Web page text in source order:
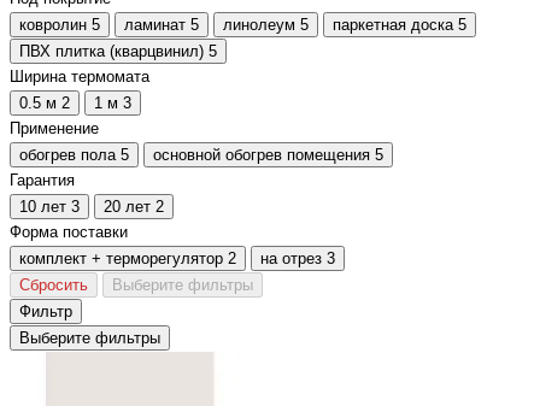
ковролин 5 ламинат 5 линолеум 5 паркетная доска 5
ПВХ плитка (кварцвинил) 5
Ширина термомата
0.5 м 2 1 м 3
Применение
обогрев пола 5 основной обогрев помещения 5
Гарантия
10 лет 3 20 лет 2
Форма поставки
комплект + терморегулятор 2 на отрез 3
Сбросить
Выберите фильтры
Фильтр
Выберите фильтры